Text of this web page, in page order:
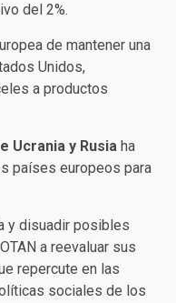
del 2%.
de mantener una
Unidos,
a productos
Ucrania y Rusia ha
países europeos para
y disuadir posibles
a reevaluar sus
repercute en las
sociales de los